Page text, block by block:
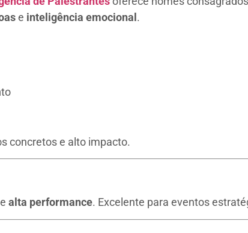
e inteligência emocional .
concretos e alto impacto.
e alta performance. Excelente para eventos